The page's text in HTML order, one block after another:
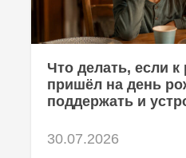
Что делать, если к
пришёл на день
поддержать и
30.07.2026